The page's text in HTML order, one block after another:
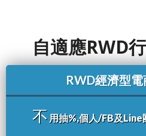
自適應RWD
RWD經濟型
不 用抽%,個人/FB及